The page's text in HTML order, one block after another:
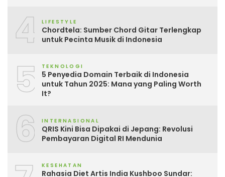
4 LIFESTYLE
Chordtela: Sumber Chord Gitar Terlengkap
untuk Pecinta Musik di Indonesia
5 TEKNOLOGI
5 Penyedia Domain Terbaik di Indonesia
untuk Tahun 2025: Mana yang Paling Worth
It?
6 INTERNASIONAL
QRIS Kini Bisa Dipakai di Jepang: Revolusi
Pembayaran Digital RI Mendunia
KESEHATAN
Rahasia Diet Artis India Kushboo Sundar: